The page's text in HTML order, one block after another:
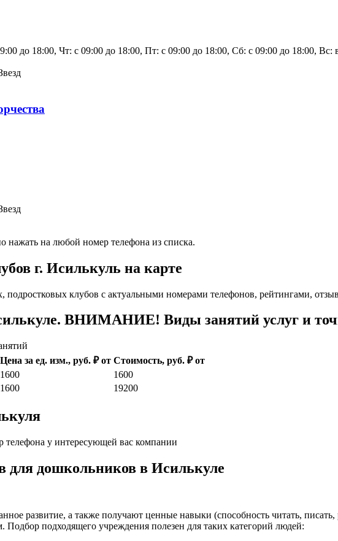
до 18:00, Чт: с 09:00 до 18:00, Пт: с 09:00 до 18:00, Сб: с 09:00 до 18:00,
нажать на любой номер телефона из списка.
г. Исилькуль на карте
подростковых клубов с актуальными номерами телефонов, рейтингами,
ВНИМАНИЕ! Виды занятий услуг и
Цена за ед. изм., руб. ₽ от Стоимость, руб. ₽ от
1600
1600
1600 19200
телефона у интересующей вас компании
для дошкольников в Исилькуле
развитие, а также получают ценные навыки (способность читать,
подходящего учреждения полезен для таких категорий людей: